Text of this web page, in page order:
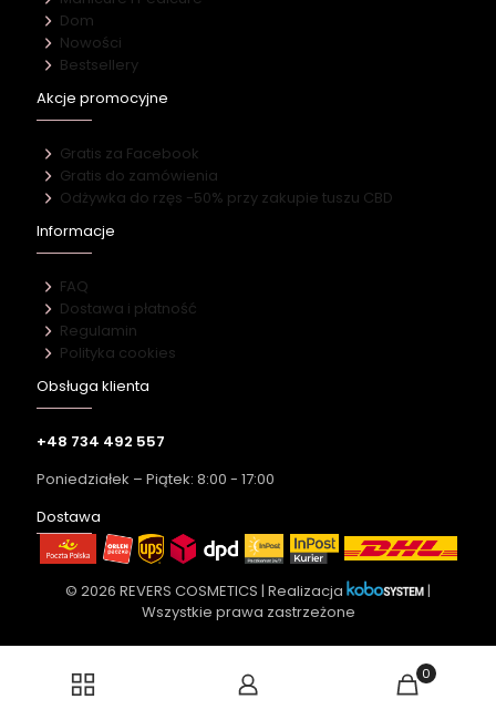
Dom
Nowości
Bestsellery
Akcje promocyjne
Gratis za Facebook
Gratis do zamówienia
Odżywka do rzęs -50% przy zakupie tuszu CBD
Informacje
FAQ
Dostawa i płatność
Regulamin
Polityka cookies
Obsługa klienta
+48 734 492 557
Poniedziałek – Piątek: 8:00 - 17:00
Dostawa
© 2026 REVERS COSMETICS | Realizacja
|
Wszystkie prawa zastrzeżone
0